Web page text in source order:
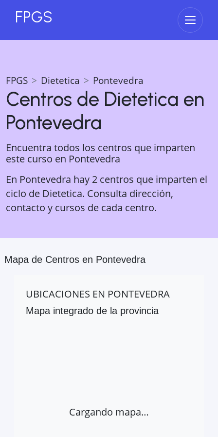
FPGS Abrir
FPGS Dietetica Pontevedra
Centros de Dietetica en
Pontevedra
Encuentra todos los centros que imparten
este curso en Pontevedra
En Pontevedra hay 2 centros que imparten el
ciclo de Dietetica. Consulta dirección,
contacto y cursos de cada centro.
Mapa de Centros en Pontevedra
UBICACIONES EN PONTEVEDRA
Mapa integrado de la provincia
Cargando mapa…